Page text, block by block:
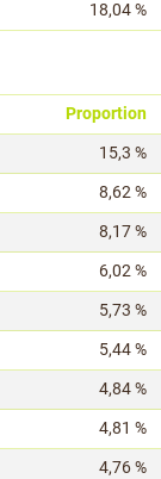
18,04 %
Proportion
15,3 %
8,62 %
8,17 %
6,02 %
5,73 %
5,44 %
4,84 %
4,81 %
4,76 %